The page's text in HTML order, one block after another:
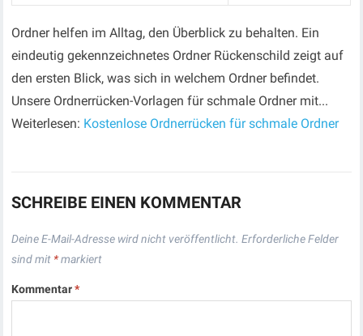
Ordner helfen im Alltag, den Überblick zu behalten. Ein
eindeutig gekennzeichnetes Ordner Rückenschild zeigt auf
den ersten Blick, was sich in welchem Ordner befindet.
Unsere Ordnerrücken-Vorlagen für schmale Ordner mit...
Weiterlesen: Kostenlose Ordnerrücken für schmale Ordner
SCHREIBE EINEN KOMMENTAR
Deine E-Mail-Adresse wird nicht veröffentlicht. Erforderliche Felder
sind mit *markiert
Kommentar*